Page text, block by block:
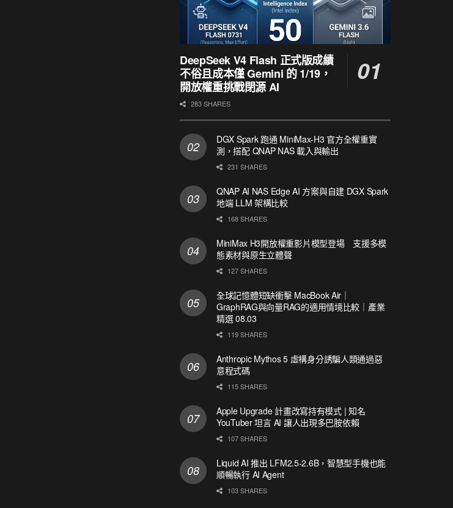
DeepSeek V4 Flash 正式版成績
不俗且成本僅 Gemini 的 1/19，
開放權重挑戰閉源 AI
283 SHARES
DGX Spark 跑通 MiniMax-H3 官方全權重實
測，搭配 QNAP NAS 載入與輸出
231 SHARES
QNAP AI NAS Edge AI 方案與自建 DGX Spark
地端 LLM 架構比較
168 SHARES
MiniMax H3開放權重影片模型登場 支援多模
態素材與原生立體聲
127 SHARES
全球記憶體短缺衝擊 MacBook Air｜
GraphRAG與向量RAG的適用情境比較｜產業
精選 08.03
119 SHARES
Anthropic Mythos 5 虛構身分誘騙人類通過惡
意程式碼
115 SHARES
Apple Upgrade 計畫改寫持有模式 | 知名
YouTuber 坦言 AI 讓人出現多巴胺依賴
107 SHARES
Liquid AI 推出 LFM2.5-2.6B，智慧型手機也能
順暢執行 AI Agent
103 SHARES